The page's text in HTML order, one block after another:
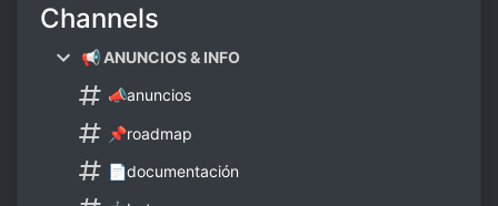
Channels
📢 ANUNCIOS & INFO
📣anuncios
📌roadmap
📄documentación